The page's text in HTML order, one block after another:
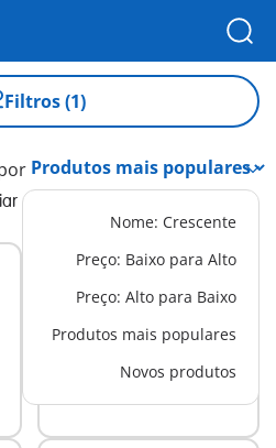
Filtros (1)
Nome: Crescente
Preço: Baixo para Alto
Preço: Alto para Baixo
Produtos mais populares
Novos produtos
EXCLUSIVO M
5582 - Cozinha com design
moderno
€ 19,99 -25%
Ao carrinho